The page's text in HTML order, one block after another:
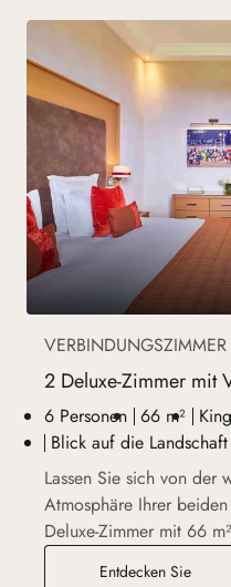
VERBINDUNGSZIMMER
2 Deluxe-Zimmer mit
6 Personen 66 m²
Blick auf die Landschaft
Lassen Sie sich von der
Atmosphäre Ihrer
Deluxe-Zimmer mit 66
Entdecken Sie2